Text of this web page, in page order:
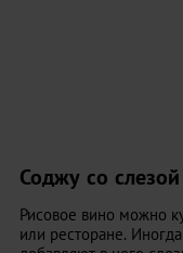
Соджу со
Рисовое вино можно
или ресторане.